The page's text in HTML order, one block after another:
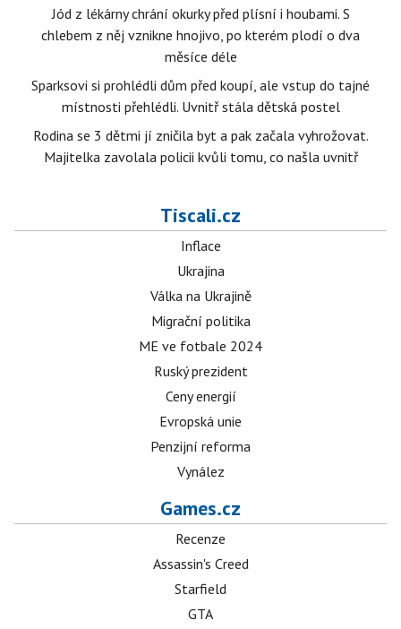
Jód z lékárny chrání okurky před plísní i houbami. S
chlebem z něj vznikne hnojivo, po kterém plodí o dva
měsíce déle
Sparksovi si prohlédli dům před koupí, ale vstup do tajné
místnosti přehlédli. Uvnitř stála dětská postel
Rodina se 3 dětmi jí zničila byt a pak začala vyhrožovat.
Majitelka zavolala policii kvůli tomu, co našla uvnitř
Tiscali.cz
Inflace
Ukrajina
Válka na Ukrajině
Migrační politika
ME ve fotbale 2024
Ruský prezident
Ceny energií
Evropská unie
Penzijní reforma
Vynález
Games.cz
Recenze
Assassin's Creed
Starfield
GTA